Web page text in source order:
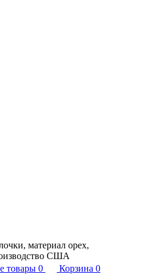
материал орех,
США
товары 0 Корзина 0